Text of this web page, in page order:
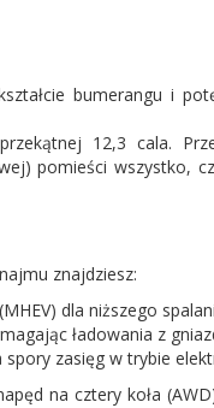
bumerangu i
12,3 cala.
pomieści wszystko,
znajdziesz:
dla niższego
ładowania z
zasięg w trybie
na cztery koła